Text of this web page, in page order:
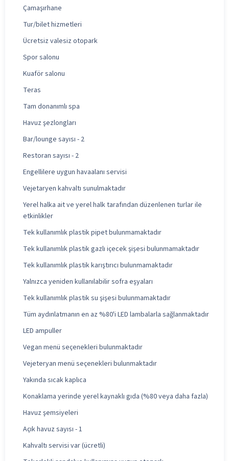
Çamaşırhane
Tur/bilet hizmetleri
Ücretsiz valesiz otopark
Spor salonu
Kuaför salonu
Teras
Tam donanımlı spa
Havuz şezlongları
Bar/lounge sayısı - 2
Restoran sayısı - 2
Engellilere uygun havaalanı servisi
Vejetaryen kahvaltı sunulmaktadır
Yerel halka ait ve yerel halk tarafından düzenlenen turlar ile
etkinlikler
Tek kullanımlık plastik pipet bulunmamaktadır
Tek kullanımlık plastik gazlı içecek şişesi bulunmamaktadır
Tek kullanımlık plastik karıştırıcı bulunmamaktadır
Yalnızca yeniden kullanılabilir sofra eşyaları
Tek kullanımlık plastik su şişesi bulunmamaktadır
Tüm aydınlatmanın en az %80'i LED lambalarla sağlanmaktadır
LED ampuller
Vegan menü seçenekleri bulunmaktadır
Vejeteryan menü seçenekleri bulunmaktadır
Yakında sıcak kaplıca
Konaklama yerinde yerel kaynaklı gıda (%80 veya daha fazla)
Havuz şemsiyeleri
Açık havuz sayısı - 1
Kahvaltı servisi var (ücretli)